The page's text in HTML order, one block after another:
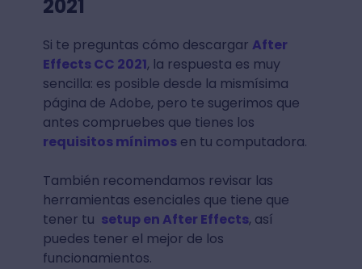
2021
Si te preguntas cómo descargar After
Effects CC 2021, la respuesta es muy
sencilla: es posible desde la mismísima
página de Adobe, pero te sugerimos que
antes compruebes que tienes los
requisitos mínimosen tu computadora.
También recomendamos revisar las
herramientas esenciales que tiene que
tener tu setup en After Effects, así
puedes tener el mejor de los
funcionamientos.